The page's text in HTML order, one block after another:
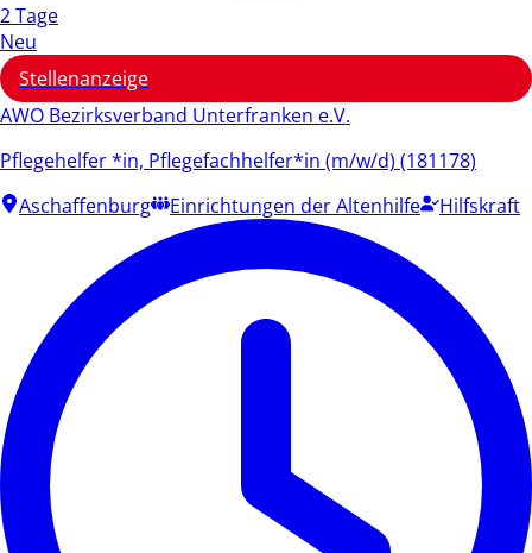
2 Tage
Neu
Stellenanzeige
AWO Bezirksverband Unterfranken e.V.
Pflegehelfer *in, Pflegefachhelfer*in (m/w/d) (181178)
Aschaffenburg
Einrichtungen der Altenhilfe Hilfskraft